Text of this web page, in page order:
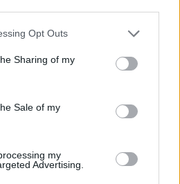
Opt Outs
Sharing of my
Sale of my
my
Advertising.
flera samtal från
i en byggnad på
När räddningstjänsten
att en nedlagd
har avslutat sitt